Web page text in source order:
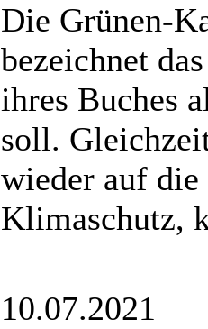
Die Grünen-
bezeichnet
ihres Buches
soll.
wieder auf die
Klimaschutz,
10.07.2021